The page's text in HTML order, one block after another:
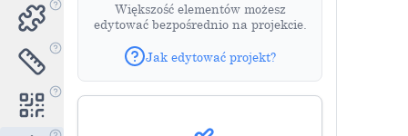
Większość elementów możesz
edytować bezpośrednio na projekcie.
Jak edytować projekt?